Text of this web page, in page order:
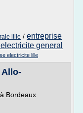
lille / entreprise
general
electricite lille
Allo-
Bordeaux